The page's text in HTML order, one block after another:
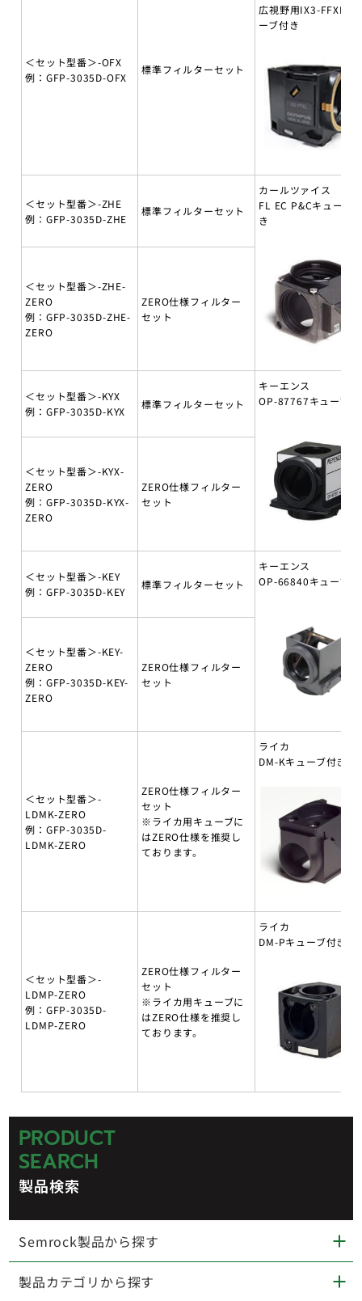
＜セット型番＞-OFX
例：GFP-3035D-OFX
標準フィルターセット
広視野用IX3-FFXLキ
ーブ付き
＜セット型番＞-ZHE
例：GFP-3035D-ZHE
標準フィルターセット
カールツァイス
FL EC P&Cキューブ
き
＜セット型番＞-ZHE-
ZERO
例：GFP-3035D-ZHE-
ZERO
ZERO仕様フィルター
セット
＜セット型番＞-KYX
例：GFP-3035D-KYX
標準フィルターセット
キーエンス
OP-87767キューブ付
＜セット型番＞-KYX-
ZERO
例：GFP-3035D-KYX-
ZERO
ZERO仕様フィルター
セット
＜セット型番＞-KEY
例：GFP-3035D-KEY
標準フィルターセット
キーエンス
OP-66840キューブ付
＜セット型番＞-KEY-
ZERO
例：GFP-3035D-KEY-
ZERO
ZERO仕様フィルター
セット
＜セット型番＞-
LDMK-ZERO
例：GFP-3035D-
LDMK-ZERO
ZERO仕様フィルター
セット
※ライカ用キューブに
はZERO仕様を推奨し
ております。
ライカ
DM-Kキューブ付き
＜セット型番＞-
LDMP-ZERO
例：GFP-3035D-
LDMP-ZERO
ZERO仕様フィルター
セット
※ライカ用キューブに
はZERO仕様を推奨し
ております。
ライカ
DM-Pキューブ付き
PRODUCT
SEARCH
製品検索
Semrock製品から探す
製品カテゴリから探す